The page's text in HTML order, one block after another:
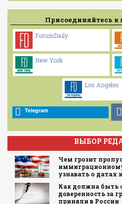
Присоединяйтесь к
ForumDaily
New York
Los Angeles
Telegram
ВЫБОР
Чем грозит
узнавать о датах
Как должна быть
доверенность за
приняли в России